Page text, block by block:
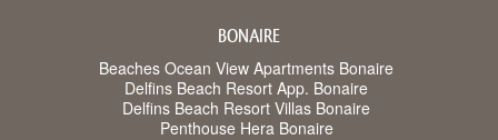
BONAIRE
Beaches Ocean View Apartments Bonaire
Delfins Beach Resort App. Bonaire
Delfins Beach Resort Villas Bonaire
Penthouse Hera Bonaire